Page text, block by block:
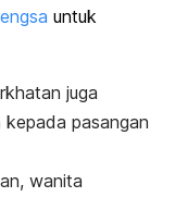
untuk
juga
kepada pasangan
wanita